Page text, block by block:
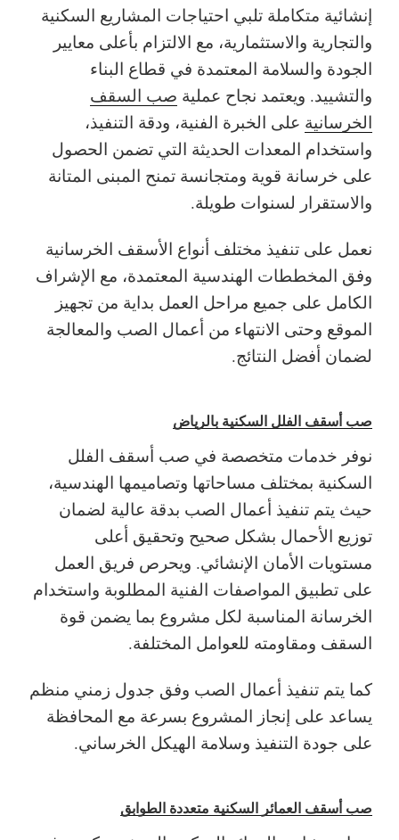
إنشائية متكاملة تلبي احتياجات المشاريع السكنية
والتجارية والاستثمارية، مع الالتزام بأعلى معايير
الجودة والسلامة المعتمدة في قطاع البناء
والتشييد. ويعتمد نجاح عملية صب السقف
الخرسانية على الخبرة الفنية، ودقة التنفيذ،
واستخدام المعدات الحديثة التي تضمن الحصول
على خرسانة قوية ومتجانسة تمنح المبنى المتانة
والاستقرار لسنوات طويلة.
نعمل على تنفيذ مختلف أنواع الأسقف الخرسانية
وفق المخططات الهندسية المعتمدة، مع الإشراف
الكامل على جميع مراحل العمل بداية من تجهيز
الموقع وحتى الانتهاء من أعمال الصب والمعالجة
لضمان أفضل النتائج.
صب أسقف الفلل السكنية بالرياض
نوفر خدمات متخصصة في صب أسقف الفلل
السكنية بمختلف مساحاتها وتصاميمها الهندسية،
حيث يتم تنفيذ أعمال الصب بدقة عالية لضمان
توزيع الأحمال بشكل صحيح وتحقيق أعلى
مستويات الأمان الإنشائي. ويحرص فريق العمل
على تطبيق المواصفات الفنية المطلوبة واستخدام
الخرسانة المناسبة لكل مشروع بما يضمن قوة
السقف ومقاومته للعوامل المختلفة.
كما يتم تنفيذ أعمال الصب وفق جدول زمني منظم
يساعد على إنجاز المشروع بسرعة مع المحافظة
على جودة التنفيذ وسلامة الهيكل الخرساني.
صب أسقف العمائر السكنية متعددة الطوابق